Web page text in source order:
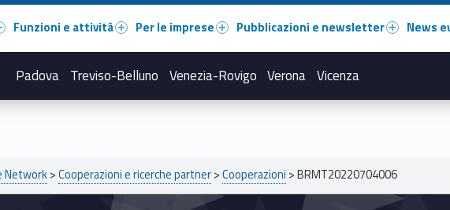
Funzioni e attività Per le imprese Pubblicazioni e newsletter News
Padova Treviso-Belluno Venezia-Rovigo Verona Vicenza
Network>Cooperazioni e ricerche partner>Cooperazioni >BRMT20220704006